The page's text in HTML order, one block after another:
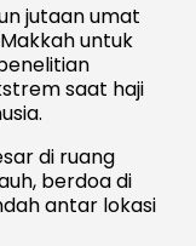
jutaan umat
Makkahuntuk
saat haji
di ruang
berdoa di
antar lokasi